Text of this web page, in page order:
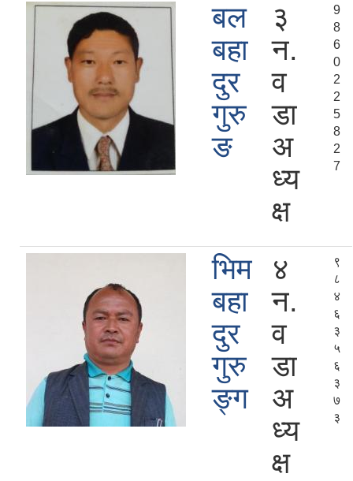
बल
बहा
दुर
गुरु
ङ
३
न.
व
डा
अ
ध्य
क्ष
9
8
6
0
2
2
5
8
2
7
भिम
बहा
दुर
गुरु
ङ्ग
४
न.
व
डा
अ
ध्य
क्ष
९
८
४
६
३
५
६
३
७
३